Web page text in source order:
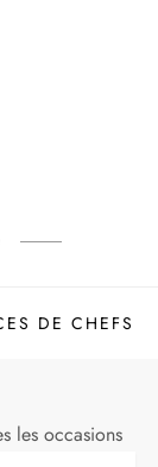
DE CHEFS
les occasions